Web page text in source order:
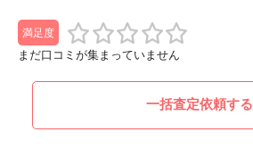
満足度
まだ口コミが集まっていません
一括査定依頼する